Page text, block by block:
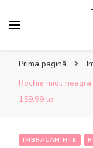
Prima pagină
Rochie midi,
159.99 lei
IMBRACAMINTE